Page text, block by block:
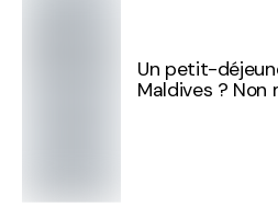
Un petit-
Maldives ? Non